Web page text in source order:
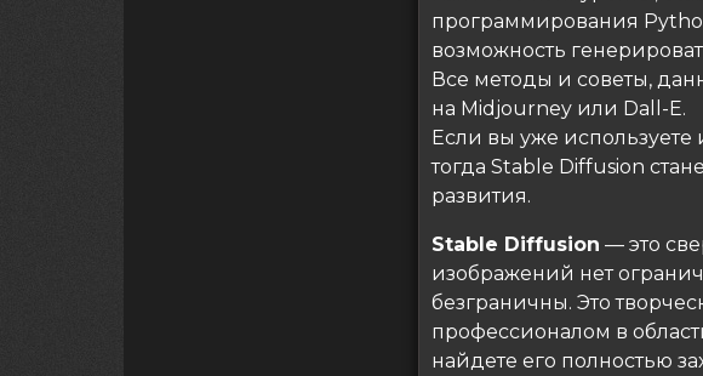
программирования
возможность
Все методы и советы,
на Midjourney или Dall-E.
Если вы уже используете
тогда Stable Diffusion
развития.
Stable Diffusion — это
изображений нет
безграничны. Это
профессионалом в
найдете его полностью